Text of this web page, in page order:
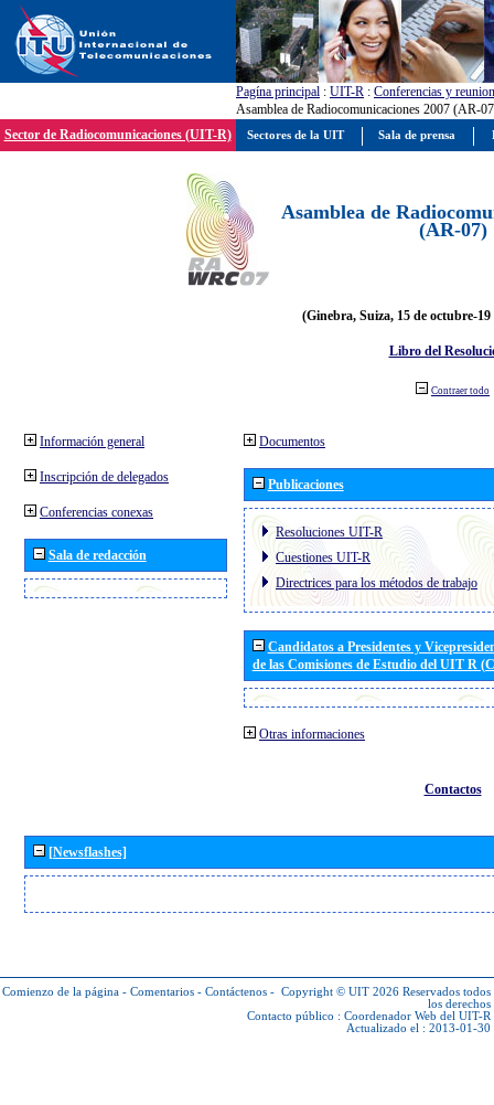
Pagína principal : UIT-R : Conferencias y
Asamblea de Radiocomunicaciones 2007 (AR-
Sector de Radiocomunicaciones (UIT-R)
Asamblea de
(AR-07)
(Ginebra, Suiza, 15 de octubre-19
Libro del
Contraer todo
Información general
Inscripción de delegados
Conferencias conexas
Sala de redacción
Documentos
Publicaciones
Resoluciones UIT-R
Cuestiones UIT-R
Directrices para los métodos de trabajo
Candidatos a Presidentes y
de las Comisiones de Estudio del UIT R
Otras informaciones
Contactos
[Newsflashes]
Comienzo de la página - Comentarios - Contáctenos - Copyright © UIT 2026 Reservados todos
los derechos
Contacto público : Coordenador Web del UIT-R
Actualizado el : 2013-01-30
Sectores de la UIT Sala de prensa